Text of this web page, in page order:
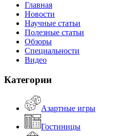
Главная
Новости
Научные статьи
Полезные статьи
Обзоры
Специальности
Видео
Категории
Азартные игры
Гостиницы